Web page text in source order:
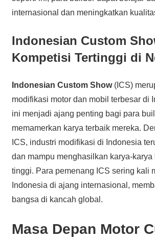
internasional dan meningkatkan
Indonesian Custom
Kompetisi Tertinggi di
Indonesian Custom Show(ICS)
modifikasi motor dan mobil terbesar di
ini menjadi ajang penting bagi para
memamerkan karya terbaik mereka.
ICS, industri modifikasi di Indonesia
dan mampu menghasilkan karya-karya
tinggi. Para pemenang ICS sering kali
Indonesia di ajang internasional,
bangsa di kancah global.
Masa Depan Motor